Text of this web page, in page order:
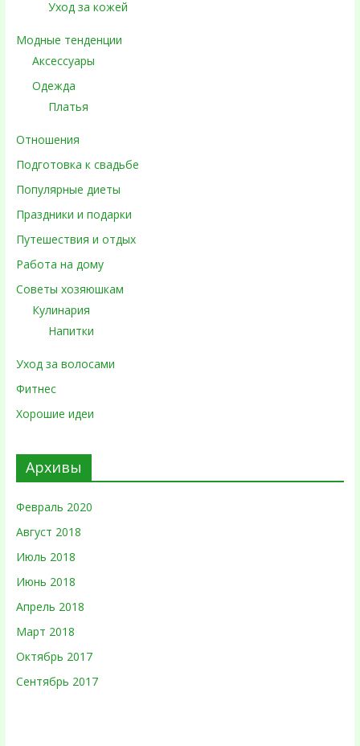
Уход за кожей
Модные тенденции
Аксессуары
Одежда
Платья
Отношения
Подготовка к свадьбе
Популярные диеты
Праздники и подарки
Путешествия и отдых
Работа на дому
Советы хозяюшкам
Кулинария
Напитки
Уход за волосами
Фитнес
Хорошие идеи
Архивы
Февраль 2020
Август 2018
Июль 2018
Июнь 2018
Апрель 2018
Март 2018
Октябрь 2017
Сентябрь 2017